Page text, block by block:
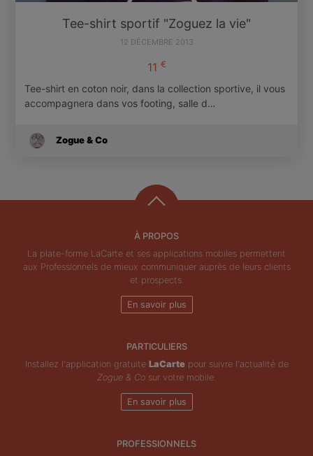
Tee-shirt sportif "Zoguez la vie"
12 DÉCEMBRE 2013
11 €
Tee-shirt en coton noir, dans la collection sportive, il vous
accompagnera dans vos footing, salle d…
Zogue & Co
À PROPOS
La plate-forme LaCarte et ses applications mobiles permettent
aux Professionnels de mieux communiquer auprès de leurs clients
et prospects.
En savoir plus
PARTICULIERS
Installez l'application gratuite LaCartepour suivre l'actualité de
Zogue & Co sur votre mobile.
En savoir plus
PROFESSIONNELS